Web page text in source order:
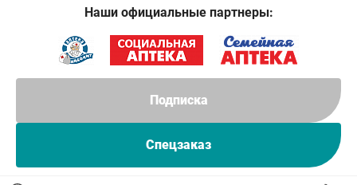
Подписка
Спецзаказ
Наши официальные партнеры: